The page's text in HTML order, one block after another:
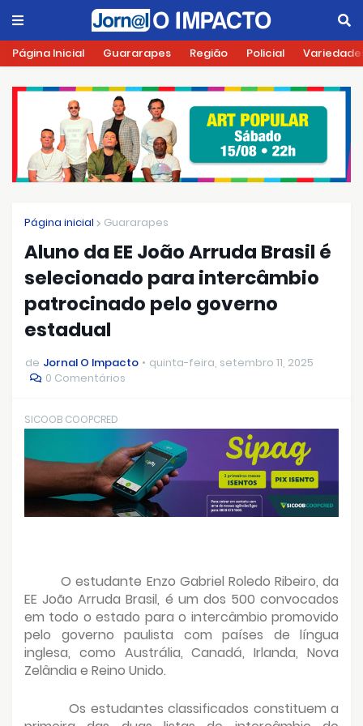
Página Inicial Guararapes Região Policial
Página inicial Guararapes
Aluno da EE João Arruda Brasil é
selecionado para intercâmbio
patrocinado pelo governo
estadual
de Jornal O Impacto
quinta-feira, setembro 11, 2025
0 Comentários
SICOOB COOPCRED
O estudante Enzo Gabriel Roledo Ribeiro, da
EE João Arruda Brasil, é um dos 500 convocados
em todo o estado para o intercâmbio promovido
pelo governo paulista com países de língua
inglesa, como Austrália, Canadá, Irlanda, Nova
Zelândia e Reino Unido.
Os estudantes classificados constituem a